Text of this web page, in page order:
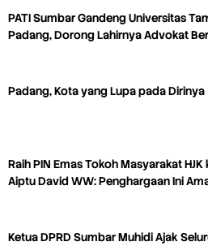
PATI Sumbar Gandeng Universitas
Padang, Dorong Lahirnya Advokat
Padang, Kota yang Lupa pada Dirinya
Raih PIN Emas Tokoh Masyarakat HJK
Aiptu David WW: Penghargaan Ini
Ketua DPRD Sumbar Muhidi Ajak